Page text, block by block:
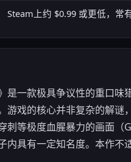
Steam上约 $0.99 或更低，常
是一款极具争议性的重口
游戏的核心并非复杂的解谜
刺等极度血腥暴力的画面
内具有一定知名度。本作不